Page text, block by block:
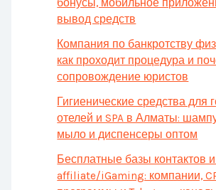
бонусы, мобильное
вывод средств
Компания по банкротству
как проходит процедура и
сопровождение юристов
Гигиенические средства для
отелей и SPA в Алматы:
мыло и диспенсеры оптом
Бесплатные базы контактов
affiliate/iGaming: компании,